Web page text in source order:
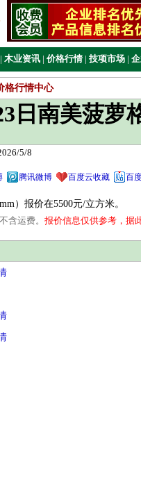
| 木业资讯 | 价格行情 | 技项市场 |
格行情中心
日南美菠萝
5/8
腾讯微博 百度云收藏 百
）报价在5500元/立方米。
含运费。 报价信息仅供参考，据